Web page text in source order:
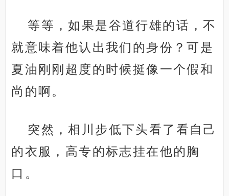
等等，如果是谷道行雄的话，不
就意味着他认出我们的身份？可是
夏油刚刚超度的时候挺像一个假和
尚的啊。
突然，相川步低下头看了看自己
的衣服，高专的标志挂在他的胸
口。